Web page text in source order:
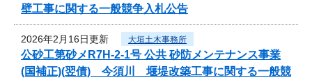
壁工事に関する一般競争入札公告
2026年2月16日更新 大垣土木事務所
公砂工第砂メR7H-2-1号 公共 砂防メンテナンス事業
(国補正)(翌債) 今須川 堰堤改築工事に関する一般競